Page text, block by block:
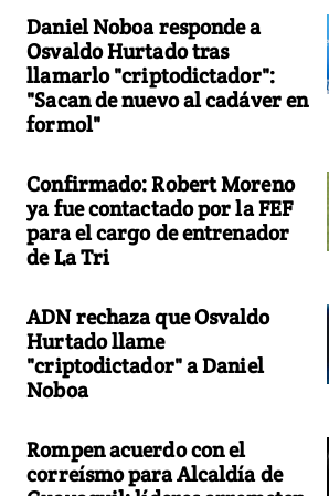
Daniel Noboa responde a
Osvaldo Hurtado tras
llamarlo "criptodictador":
"Sacan de nuevo al cadáver en
formol"
Confirmado: Robert Moreno
ya fue contactado por la FEF
para el cargo de entrenador
de La Tri
ADN rechaza que Osvaldo
Hurtado llame
"criptodictador" a Daniel
Noboa
Rompen acuerdo con el
correísmo para Alcaldía de